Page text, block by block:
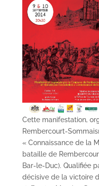
Cette manifestation,
Rembercourt-
« Connaissance de la
bataille de
Bar-le-Duc). Qualifiée
décisive de la victoire